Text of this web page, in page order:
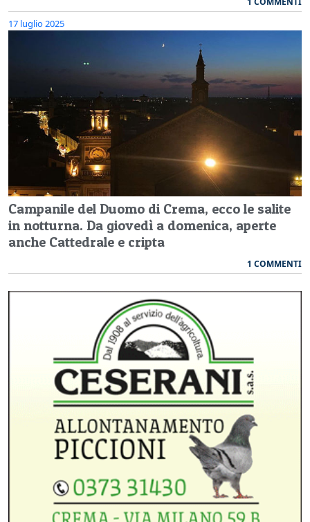
17 luglio 2025
Campanile del Duomo di Crema, ecco le salite
in notturna. Da giovedì a domenica, aperte
anche Cattedrale e cripta
1 COMMENTI